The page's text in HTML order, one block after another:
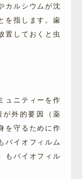
カルシウムが沈
を指します。歯
置しておくと虫
ュニティーを作
が外的要因（薬
を守るために作
バイオフィルム
もバイオフィル